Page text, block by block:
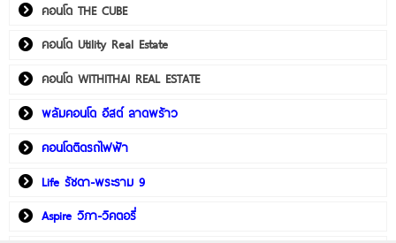
คอนโด THE CUBE
คอนโด Utility Real Estate
คอนโด WITHITHAI REAL ESTATE
พลัมคอนโด อีสต์ ลาดพร้าว
คอนโดติดรถไฟฟ้า
Life รัชดา-พระราม 9
Aspire วิภา-วิคตอรี่